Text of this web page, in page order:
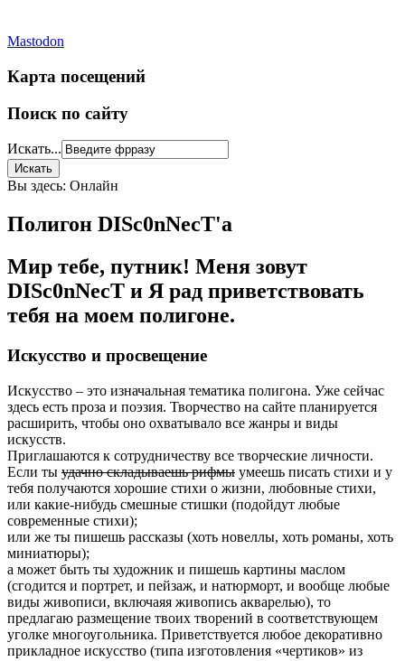
Mastodon
Карта посещений
Поиск по сайту
Искать...
Вы здесь: Онлайн
Полигон DISc0nNecT'a
Мир тебе, путник! Меня зовут
DISc0nNecT и Я рад приветствовать
тебя на моем полигоне.
Искусство и просвещение
Искусство – это изначальная тематика полигона. Уже сейчас
здесь есть проза и поэзия. Творчество на сайте планируется
расширить, чтобы оно охватывало все жанры и виды
искусств.
Приглашаются к сотрудничеству все творческие личности.
Если ты удачно складываешь рифмы умеешь писать стихи и у
тебя получаются хорошие стихи о жизни, любовные стихи,
или какие-нибудь смешные стишки (подойдут любые
современные стихи);
или же ты пишешь рассказы (хоть новеллы, хоть романы, хоть
миниатюры);
а может быть ты художник и пишешь картины маслом
(сгодится и портрет, и пейзаж, и натюрморт, и вообще любые
виды живописи, включаяя живопись акварелью), то
предлагаю размещение твоих творений в соответствующем
уголке многоугольника. Приветствуется любое декоративно
прикладное искусство (типа изготовления «чертиков» из